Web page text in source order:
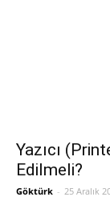
Yazıcı
Edilmeli?
Göktürk - 25 Aralık